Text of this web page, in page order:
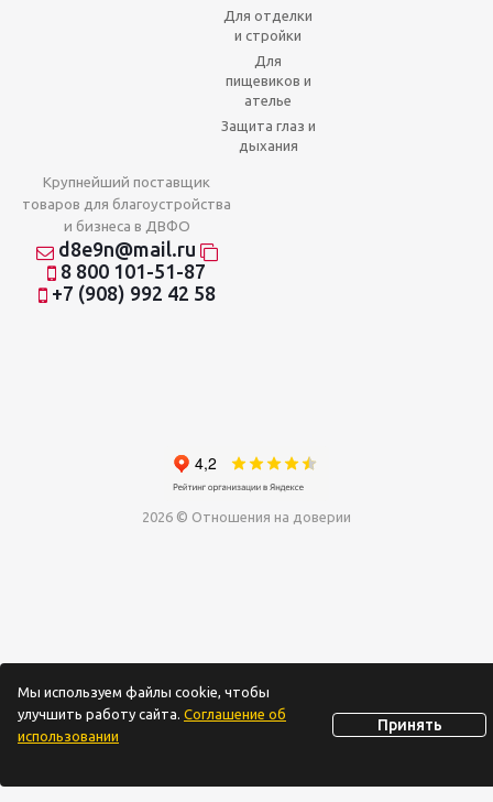
Для отделки
и стройки
Для
пищевиков и
ателье
Защита глаз и
дыхания
Крупнейший поставщик
товаров для благоустройства
и бизнеса в ДВФО
d8e9n@mail.ru
8 800 101-51-87
+7 (908) 992 42 58
2026 © Отношения на доверии
Мы используем файлы cookie, чтобы
улучшить работу сайта. Соглашение об
использовании
Принять